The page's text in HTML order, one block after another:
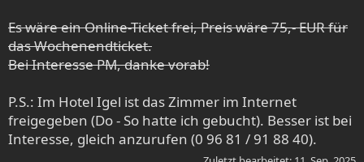
Es wäre ein Online-Ticket frei, Preis wäre 75,- EUR für
das Wochenendticket.
Bei Interesse PM, danke vorab!
P.S.: Im Hotel Igel ist das Zimmer im Internet
freigegeben (Do - So hatte ich gebucht). Besser ist bei
Interesse, gleich anzurufen (0 96 81 / 91 88 40).